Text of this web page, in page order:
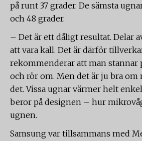
på runt 37 grader. De sämsta
och 48 grader.
– Det är ett dåligt resultat. Delar
att vara kall. Det är därför
rekommenderar att man
och rör om. Men det är ju bra om
det. Vissa ugnar värmer helt
beror på designen – hur
ugnen.
Samsung var tillsammans med